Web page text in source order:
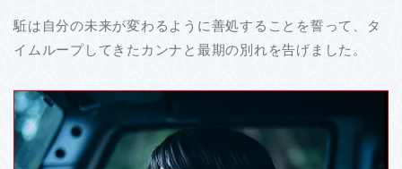
駈は自分の未来が変わるように善処することを誓って、タ
イムループしてきたカンナと最期の別れを告げました。